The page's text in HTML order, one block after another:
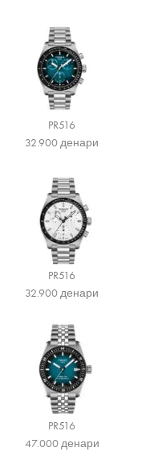
PR516
32.900денари
PR516
32.900денари
PR516
47.000денари